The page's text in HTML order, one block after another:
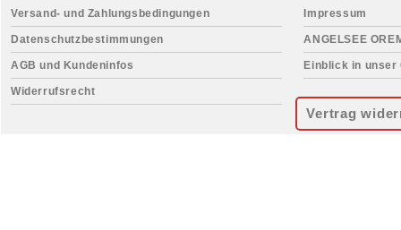
Versand- und Zahlungsbedingungen
Datenschutzbestimmungen
AGB und Kundeninfos
Widerrufsrecht
Impressum
ANGELSEE
Einblick in unser
Vertrag